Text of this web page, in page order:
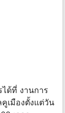
ด้ที่ งานการ
เมืองตั้งแต่วัน